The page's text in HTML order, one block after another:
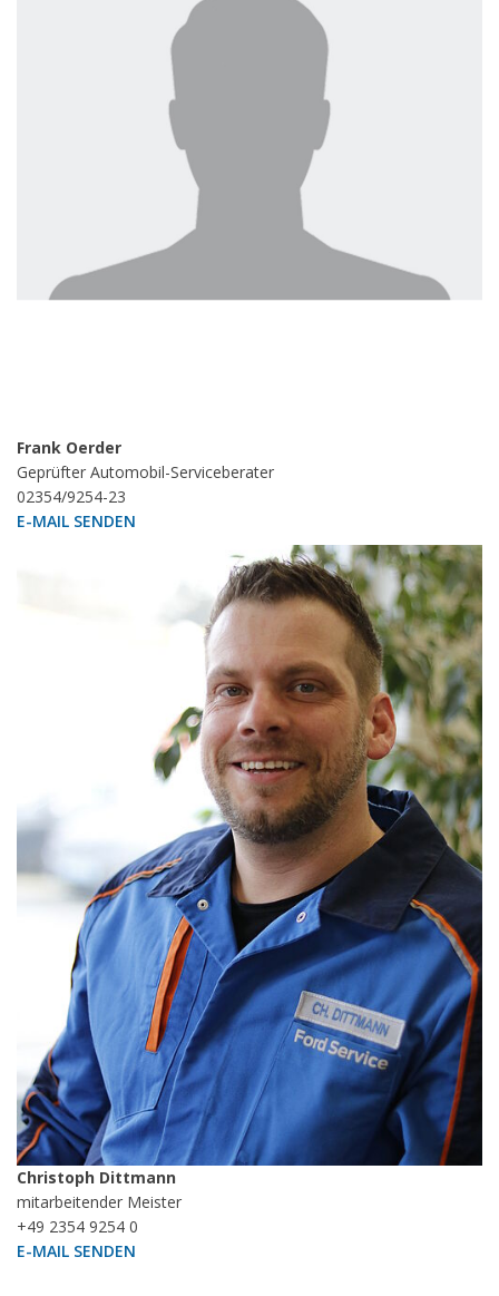
Frank Oerder
Geprüfter Automobil-Serviceberater
02354/9254-23
E-MAIL SENDEN
Christoph Dittmann
mitarbeitender Meister
+49 2354 9254 0
E-MAIL SENDEN